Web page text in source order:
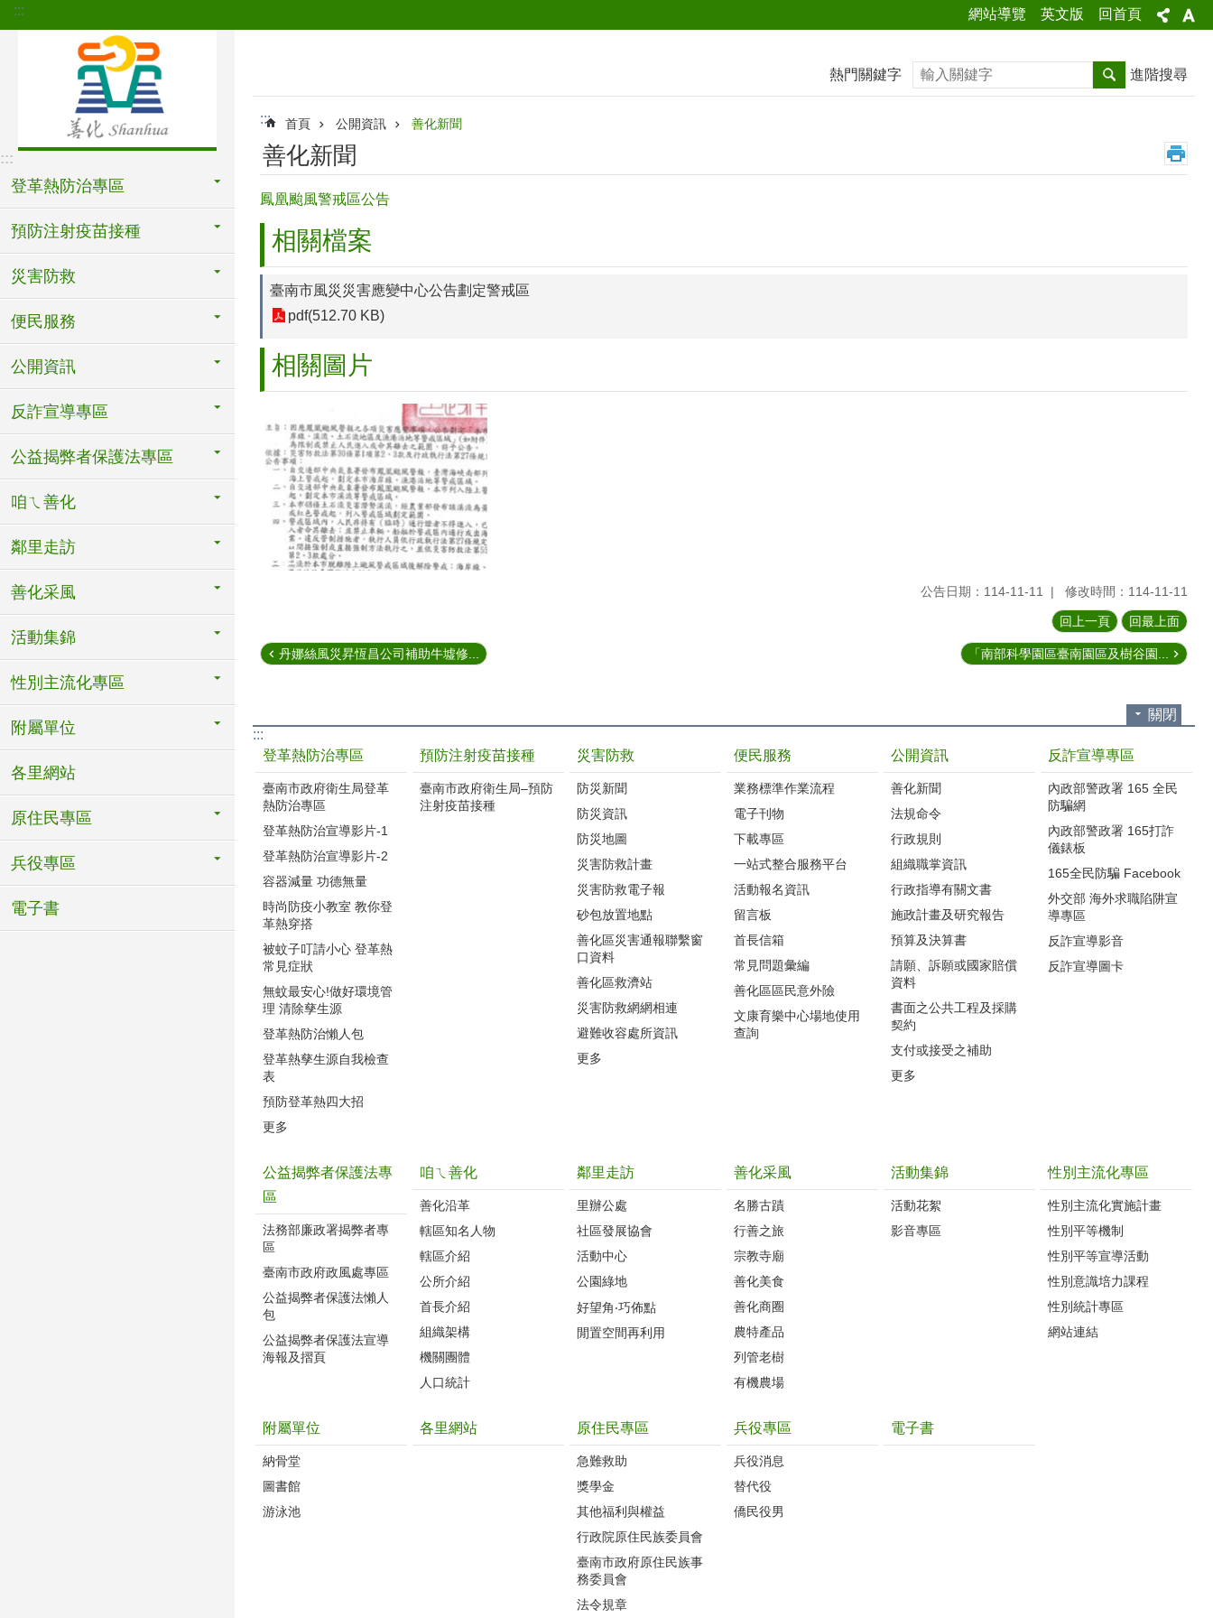
跳到主要內容區塊
::: 網站導覽 英文版 回首頁
:::
登革熱防治專區
預防注射疫苗接種
災害防救
便民服務
公開資訊
反詐宣導專區
公益揭弊者保護法專區
咱ㄟ善化
鄰里走訪
善化采風
活動集錦
性別主流化專區
附屬單位
各里網站
原住民專區
兵役專區
電子書
熱門關鍵字 搜尋 進階搜尋
::: 首頁 公開資訊 善化新聞
善化新聞
鳳凰颱風警戒區公告
相關檔案
臺南市風災災害應變中心公告劃定警戒區
pdf(512.70 KB)
相關圖片
公告日期：114-11-11 修改時間：114-11-11
回上一頁 回最上面
丹娜絲風災昇恆昌公司補助牛墟修... 「南部科學園區臺南園區及樹谷園...
關閉
:::
登革熱防治專區
臺南市政府衛生局登革
熱防治專區
登革熱防治宣導影片-1
登革熱防治宣導影片-2
容器減量 功德無量
時尚防疫小教室 教你登
革熱穿搭
被蚊子叮請小心 登革熱
常見症狀
無蚊最安心!做好環境管
理 清除孳生源
登革熱防治懶人包
登革熱孳生源自我檢查
表
預防登革熱四大招
更多
預防注射疫苗接種
臺南市政府衛生局–預防
注射疫苗接種
災害防救
防災新聞
防災資訊
防災地圖
災害防救計畫
災害防救電子報
砂包放置地點
善化區災害通報聯繫窗
口資料
善化區救濟站
災害防救網網相連
避難收容處所資訊
更多
便民服務
業務標準作業流程‭
電子刊物
下載專區
一站式整合服務平台
活動報名資訊
留言板
首長信箱
常見問題彙編
善化區區民意外險
文康育樂中心場地使用
查詢
公開資訊
善化新聞
法規命令
行政規則
組織職掌資訊
行政指導有關文書
施政計畫及研究報告
預算及決算書
請願、訴願或國家賠償
資料
書面之公共工程及採購
契約
支付或接受之補助
更多
反詐宣導專區
內政部警政署 165 全民
防騙網
內政部警政署 165打詐
儀錶板
165全民防騙 Facebook
外交部 海外求職陷阱宣
導專區
反詐宣導影音
反詐宣導圖卡
公益揭弊者保護法專
區
法務部廉政署揭弊者專
區
臺南市政府政風處專區
公益揭弊者保護法懶人
包
公益揭弊者保護法宣導
海報及摺頁
咱ㄟ善化
善化沿革‭
轄區知名人物‭
轄區介紹
公所介紹
首長介紹
組織架構
機關團體
人口統計
鄰里走訪
里辦公處‭ ‭
社區發展協會‭
活動中心
公園綠地
好望角‧巧佈點
閒置空間再利用
善化采風
名勝古蹟
行善之旅
宗教寺廟
善化美食
善化商圈
農特產品
列管老樹
有機農場
活動集錦
活動花絮
影音專區
性別主流化專區
性別主流化實施計畫
性別平等機制
性別平等宣導活動
性別意識培力課程
性別統計專區
網站連結
附屬單位
納骨堂
圖書館
游泳池
各里網站 原住民專區
急難救助
獎學金
其他福利與權益
行政院原住民族委員會
臺南市政府原住民族事
務委員會
法令規章
兵役專區
兵役消息
替代役
僑民役男
電子書